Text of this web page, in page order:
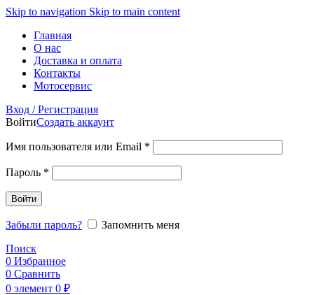
Skip to navigation Skip to main content
Главная
О нас
Доставка и оплата
Контакты
Мотосервис
Вход / Регистрация
ВойтиСоздать аккаунт
Имя пользователя или Email *
Пароль *
Войти
Забыли пароль?
Запомнить меня
Поиск
0 Избранное
0 Сравнить
0 элемент 0 ₽